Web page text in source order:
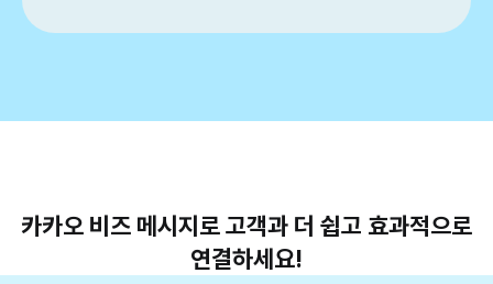
카카오 비즈 메시지로 고객과 더 쉽고 효과적으로
연결하세요!